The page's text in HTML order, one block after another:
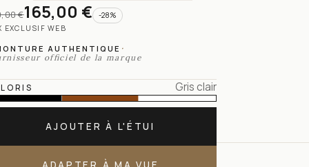
€165,00 € -28%
EXCLUSIF WEB
AUTHENTIQUE ·
officiel de la marque
Gris clair
AJOUTER À L'ÉTUI